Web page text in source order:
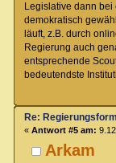
Legislative dann
demokratisch
läuft, z.B. durch
Regierung auch
entsprechende
bedeutendste
Arkam
Re:
« Antwort #5 am: